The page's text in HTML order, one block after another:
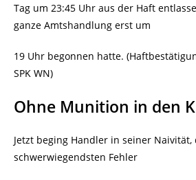
Tag um 23:45 Uhr aus der Haft
ganze Amtshandlung erst um
19 Uhr begonnen hatte.
SPK WN)
Ohne Munition in den
Jetzt beging Handler in seiner
schwerwiegendsten Fehler